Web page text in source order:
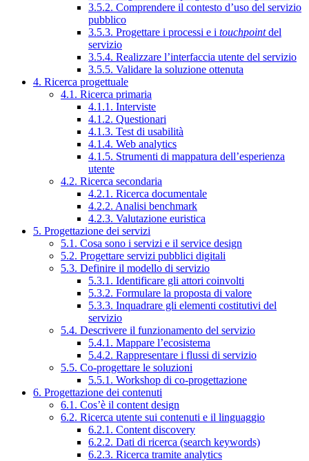
3.5.2. Comprendere il contesto d’uso del servizio
pubblico
3.5.3. Progettare i processi e i touchpointdel
servizio
3.5.4. Realizzare l’interfaccia utente del servizio
3.5.5. Validare la soluzione ottenuta
4. Ricerca progettuale
4.1. Ricerca primaria
4.1.1. Interviste
4.1.2. Questionari
4.1.3. Test di usabilità
4.1.4. Web analytics
4.1.5. Strumenti di mappatura dell’esperienza
utente
4.2. Ricerca secondaria
4.2.1. Ricerca documentale
4.2.2. Analisi benchmark
4.2.3. Valutazione euristica
5. Progettazione dei servizi
5.1. Cosa sono i servizi e il service design
5.2. Progettare servizi pubblici digitali
5.3. Definire il modello di servizio
5.3.1. Identificare gli attori coinvolti
5.3.2. Formulare la proposta di valore
5.3.3. Inquadrare gli elementi costitutivi del
servizio
5.4. Descrivere il funzionamento del servizio
5.4.1. Mappare l’ecosistema
5.4.2. Rappresentare i flussi di servizio
5.5. Co-progettare le soluzioni
5.5.1. Workshop di co-progettazione
6. Progettazione dei contenuti
6.1. Cos’è il content design
6.2. Ricerca utente sui contenuti e il linguaggio
6.2.1. Content discovery
6.2.2. Dati di ricerca (search keywords)
6.2.3. Ricerca tramite analytics